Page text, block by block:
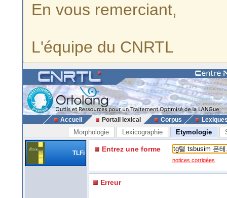
En vous remerciant,
L'équipe du CNRTL
Accueil Portail lexical Corpus
Morphologie Lexicographie Etymologie
TLFi Entrez une forme
notices corrigées
Erreur